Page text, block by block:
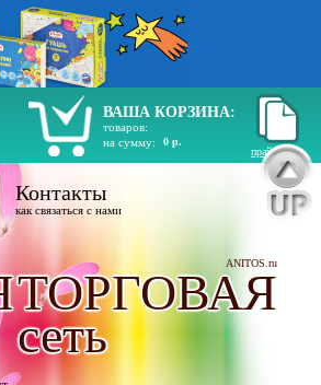
ВАША КОРЗИНА:
товаров:
на сумму:
0 р.
прайс лист
Контакты
как связаться с нами
ANITOS.ru
ТОРГОВАЯ
сеть